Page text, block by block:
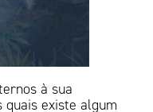
à sua
quais existe algum